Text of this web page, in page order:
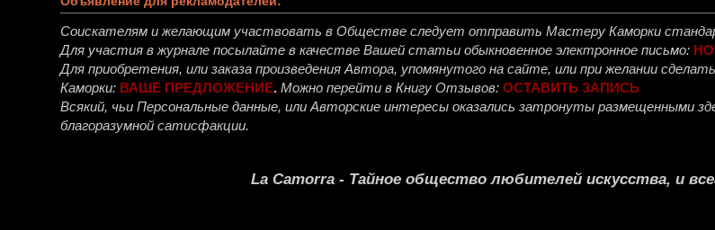
Соискателям и желающим участвовать в Обществе следует отправить Мастеру Каморки
Для участия в журнале посылайте в качестве Вашей статьи обыкновенное электронное письмо:
Для приобретения, или заказа произведения Автора, упомянутого на сайте, или при желании
Каморки: ВАШЕ ПРЕДЛОЖЕНИЕ. Можно перейти в Книгу Отзывов: ОСТАВИТЬ ЗАПИСЬ
Всякий, чьи Персональные данные, или Авторские интересы оказались затронуты размещенными
благоразумной сатисфакции.
La Camorra - Тайное общество любителей искусства, и